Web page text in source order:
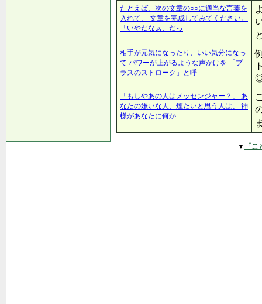
たとえば、次の文章の○○に適当な言葉を
入れて、 文章を完成してみてください。
「いやだなぁ、だっ
相手が元気になったり、いい気分になっ
て パワーが上がるような声かけを 「プ
ラスのストローク」と呼
「もしやあの人はメッセンジャー？」 あ
なたの嫌いな人、煙たいと思う人は、 神
様があなたに何か
▼ 「